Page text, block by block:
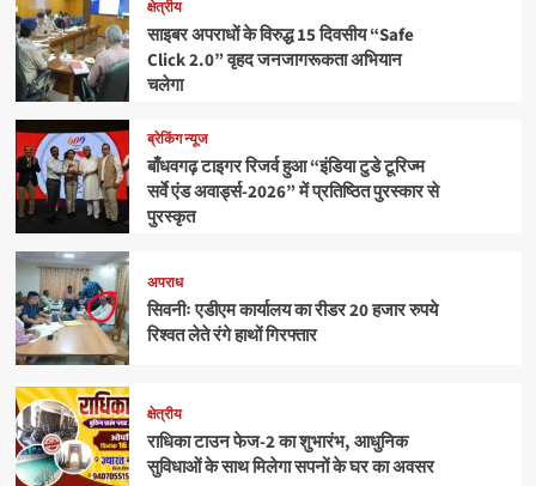
क्षेत्रीय
साइबर अपराधों के विरुद्ध 15 दिवसीय “Safe
Click 2.0” वृहद जनजागरूकता अभियान
चलेगा
ब्रेकिंग न्यूज
बाँधवगढ़ टाइगर रिजर्व हुआ “इंडिया टुडे टूरिज्म
सर्वे एंड अवार्ड्स-2026” में प्रतिष्ठित पुरस्कार से
पुरस्कृत
अपराध
सिवनीः एडीएम कार्यालय का रीडर 20 हजार रुपये
रिश्वत लेते रंगे हाथों गिरफ्तार
क्षेत्रीय
राधिका टाउन फेज-2 का शुभारंभ, आधुनिक
सुविधाओं के साथ मिलेगा सपनों के घर का अवसर